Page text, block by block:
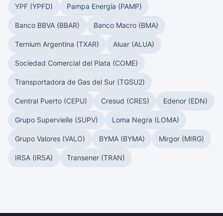
YPF (YPFD) Pampa Energía (PAMP)
Banco BBVA (BBAR) Banco Macro (BMA)
Ternium Argentina (TXAR) Aluar (ALUA)
Sociedad Comercial del Plata (COME)
Transportadora de Gas del Sur (TGSU2)
Central Puerto (CEPU) Cresud (CRES) Edenor (EDN)
Grupo Supervielle (SUPV) Loma Negra (LOMA)
Grupo Valores (VALO) BYMA (BYMA) Mirgor (MIRG)
IRSA (IRSA) Transener (TRAN)